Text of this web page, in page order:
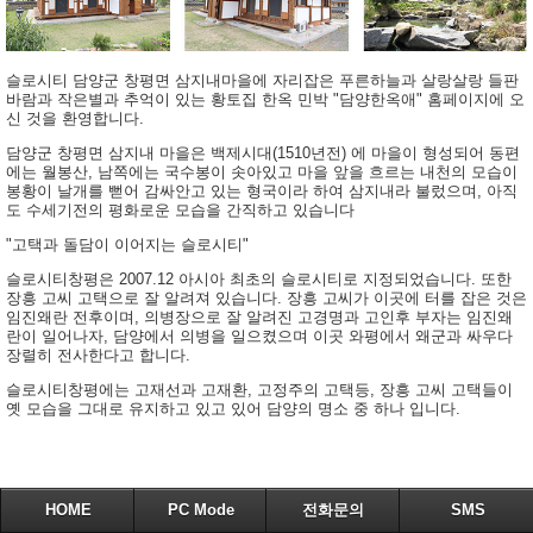
슬로시티 담양군 창평면 삼지내마을에 자리잡은 푸른하늘과 살랑살랑 들판
바람과 작은별과 추억이 있는 황토집 한옥 민박 "담양한옥애" 홈페이지에 오
신 것을 환영합니다.
담양군 창평면 삼지내 마을은 백제시대(1510년전) 에 마을이 형성되어 동편
에는 월봉산, 남쪽에는 국수봉이 솟아있고 마을 앞을 흐르는 내천의 모습이
봉황이 날개를 뻗어 감싸안고 있는 형국이라 하여 삼지내라 불렀으며, 아직
도 수세기전의 평화로운 모습을 간직하고 있습니다
"고택과 돌담이 이어지는 슬로시티"
슬로시티창평은 2007.12 아시아 최초의 슬로시티로 지정되었습니다. 또한
장흥 고씨 고택으로 잘 알려져 있습니다. 장흥 고씨가 이곳에 터를 잡은 것은
임진왜란 전후이며, 의병장으로 잘 알려진 고경명과 고인후 부자는 임진왜
란이 일어나자, 담양에서 의병을 일으켰으며 이곳 와평에서 왜군과 싸우다
장렬히 전사한다고 합니다.
슬로시티창평에는 고재선과 고재환, 고정주의 고택등, 장흥 고씨 고택들이
옛 모습을 그대로 유지하고 있고 있어 담양의 명소 중 하나 입니다.
HOME PC Mode 전화문의 SMS